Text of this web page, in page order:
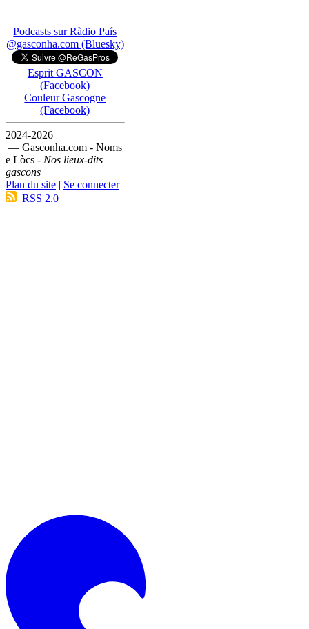
Podcasts sur Ràdio País
@gasconha.com (Bluesky)
Esprit GASCON
(Facebook)
Couleur Gascogne
(Facebook)
2024-2026
— Gasconha.com - Noms
e Lòcs - Nos lieux-dits
gascons
Plan du site | Se connecter|
RSS 2.0